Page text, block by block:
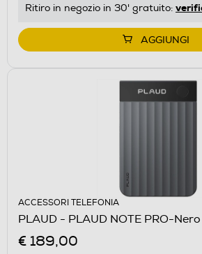
Ritiro in negozio in 30' gratuito:
AGGIUNGI
ACCESSORI TELEFONIA
PLAUD - PLAUD NOTE PRO-Nero
€ 189,00